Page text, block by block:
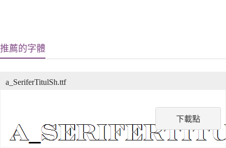
推薦的字體
下載點
a_SeriferTitulSh.ttf